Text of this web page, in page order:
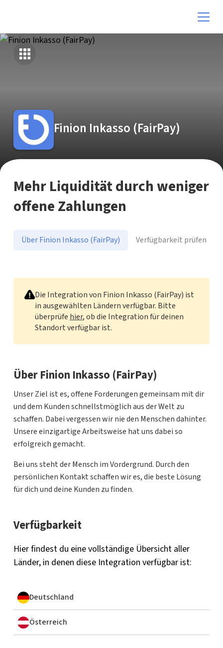
Finion Inkasso (FairPay)
Mehr Liquidität durch weniger
offene Zahlungen
Über Finion Inkasso (FairPay) Verfügbarkeit prüfen
Die Integration von Finion Inkasso (FairPay) ist
in ausgewählten Ländern verfügbar. Bitte
überprüfe hier, ob die Integration für deinen
Standort verfügbar ist.
Über Finion Inkasso (FairPay)
Unser Ziel ist es, offene Forderungen gemeinsam mit dir
und dem Kunden schnellstmöglich aus der Welt zu
schaffen. Dabei vergessen wir nie den Menschen dahinter.
Unsere einzigartige Arbeitsweise hat uns dabei so
erfolgreich gemacht.
Bei uns steht der Mensch im Vordergrund. Durch den
persönlichen Kontakt schaffen wir es, die beste Lösung
für dich und deine Kunden zu finden.
Verfügbarkeit
Hier findest du eine vollständige Übersicht aller
Länder, in denen diese Integration verfügbar ist:
Deutschland
Österreich